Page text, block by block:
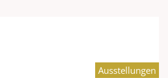
Ausstellungen